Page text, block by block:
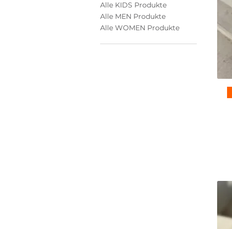
Alle KIDS Produkte
Alle MEN Produkte
Alle WOMEN Produkte